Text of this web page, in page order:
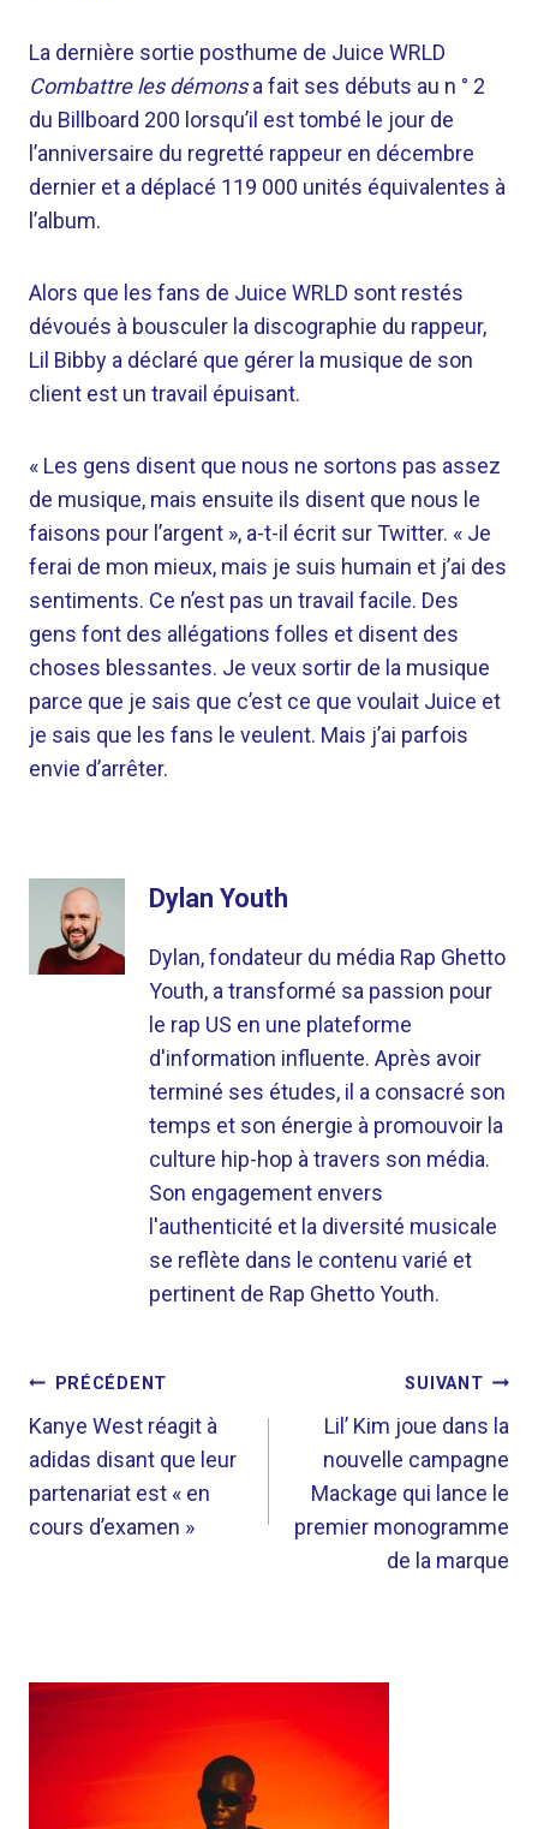
La dernière sortie posthume de Juice WRLD
Combattre les démonsa fait ses débuts au n ° 2
du Billboard 200 lorsqu’il est tombé le jour de
l’anniversaire du regretté rappeur en décembre
dernier et a déplacé 119 000 unités équivalentes à
l’album.
Alors que les fans de Juice WRLD sont restés
dévoués à bousculer la discographie du rappeur,
Lil Bibby a déclaré que gérer la musique de son
client est un travail épuisant.
« Les gens disent que nous ne sortons pas assez
de musique, mais ensuite ils disent que nous le
faisons pour l’argent », a-t-il écrit sur Twitter. « Je
ferai de mon mieux, mais je suis humain et j’ai des
sentiments. Ce n’est pas un travail facile. Des
gens font des allégations folles et disent des
choses blessantes. Je veux sortir de la musique
parce que je sais que c’est ce que voulait Juice et
je sais que les fans le veulent. Mais j’ai parfois
envie d’arrêter.
Dylan Youth
Dylan, fondateur du média Rap Ghetto
Youth, a transformé sa passion pour
le rap US en une plateforme
d'information influente. Après avoir
terminé ses études, il a consacré son
temps et son énergie à promouvoir la
culture hip-hop à travers son média.
Son engagement envers
l'authenticité et la diversité musicale
se reflète dans le contenu varié et
pertinent de Rap Ghetto Youth.
NAVIGATION
DE
L’ARTICLE
PRÉCÉDENT
Kanye West réagit à
adidas disant que leur
partenariat est « en
cours d’examen »
SUIVANT
Lil’ Kim joue dans la
nouvelle campagne
Mackage qui lance le
premier monogramme
de la marque